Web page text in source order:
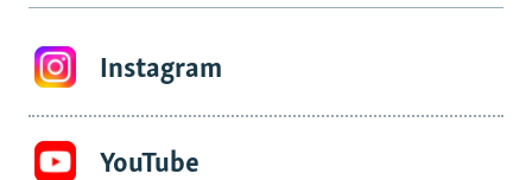
Instagram
YouTube